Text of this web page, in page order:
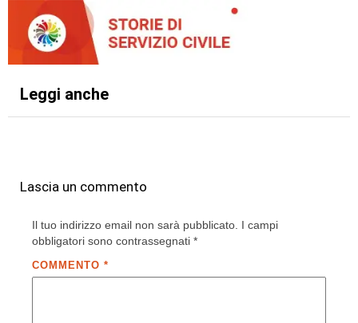
Leggi anche
Lascia un commento
Il tuo indirizzo email non sarà pubblicato. I campi
obbligatori sono contrassegnati *
COMMENTO *